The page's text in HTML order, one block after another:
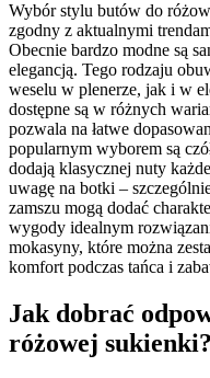
Wybór stylu butów do
zgodny z aktualnymi
Obecnie bardzo modne są
elegancją. Tego rodzaju
weselu w plenerze, jak i w
dostępne są w różnych
pozwala na łatwe
popularnym wyborem są
dodają klasycznej nuty
uwagę na botki –
zamszu mogą dodać
wygody idealnym
mokasyny, które można
komfort podczas tańca i
Jak dobrać
różowej sukienki?